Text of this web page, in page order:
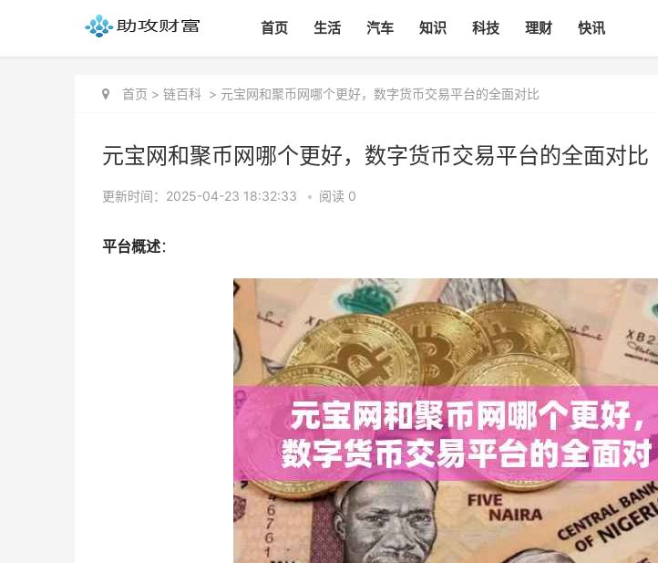
首页 生活 汽车 知识 科技 理财 快讯
首页 > 链百科 > 元宝网和聚币网哪个更好，数字货币交易平台的全面对比
元宝网和聚币网哪个更好，数字货币交易平台的全面对比
更新时间：2025-04-23 18:32:33 • 阅读 0
平台概述：